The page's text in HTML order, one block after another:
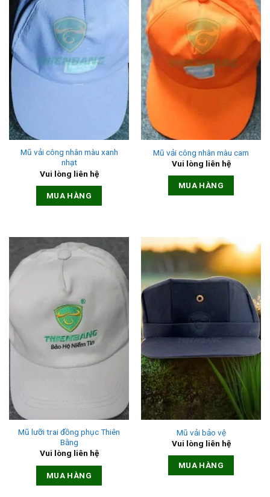
Mũ vải công nhân màu xanh
nhạt
Vui lòng liên hệ
MUA HÀNG
Mũ vải công nhân màu cam
Vui lòng liên hệ
MUA HÀNG
Mũ lưỡi trai đồng phục Thiên
Bằng
Vui lòng liên hệ
MUA HÀNG
Mũ vải bảo vệ
Vui lòng liên hệ
MUA HÀNG